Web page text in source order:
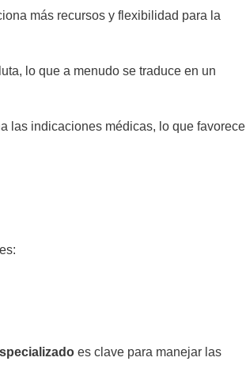
más recursos y flexibilidad para la
lo que a menudo se traduce en un
las indicaciones médicas, lo que favorece
es clave para manejar las